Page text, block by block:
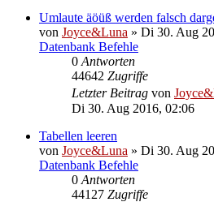
Umlaute äöüß werden falsch
von Joyce&Luna » Di 30. Aug
Datenbank Befehle
0 Antworten
44642 Zugriffe
Letzter Beitrag von
Di 30. Aug 2016, 02:06
Tabellen leeren
von Joyce&Luna » Di 30. Aug
Datenbank Befehle
0 Antworten
44127 Zugriffe